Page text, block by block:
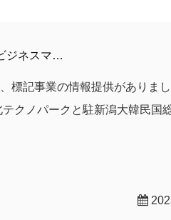
ジネスマ…
標記事業の情報提供がありま
クノパークと駐新潟大韓民国